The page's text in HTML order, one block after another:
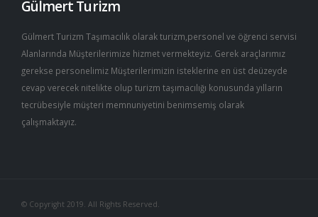
Gülmert Turizm
Gülmert Turizm Taşımacılık olarak turizm,personel ve öğrenci servisi
Alanlarında Müşterilerimize hizmet vermekteyiz. Gerek araçlarımız
gerekse personelimiz Müşterilerimizin isteklerine en üst deüzeyde
cevap verecek nitelikte olup turizm taşımacılığı konusunda yılların
tecrübesiyle müşteri memnuniyetini benimsemiş olarak
çalışmaktayız.
© Copyright 2019. All Rights Reserved.